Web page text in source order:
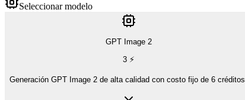
Seleccionar modelo
GPT Image 2
3⚡
Generación GPT Image 2 de alta calidad con costo fijo de 6 créditos.